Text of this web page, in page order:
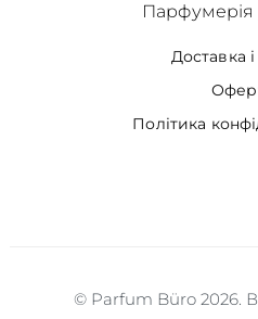
Доставка
Політика
Парфумерія
© Parfum Büro 2026.